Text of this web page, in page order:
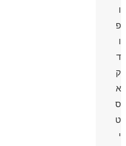
ו
פ
ו
ד
ק
א
ס
ט
י